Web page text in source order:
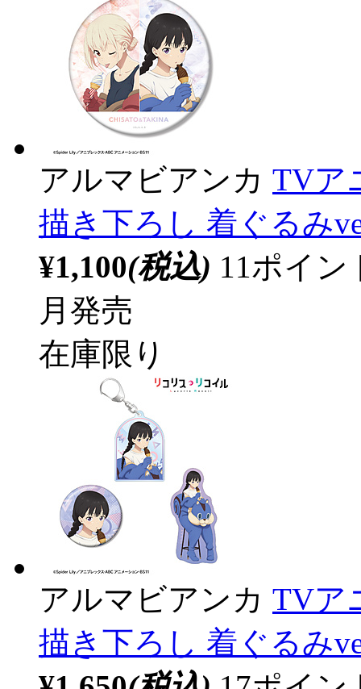
アルマビアンカ TVア
描き下ろし 着ぐるみ
¥1,100(税込) 11ポイ
月発売
在庫限り
アルマビアンカ TVア
描き下ろし 着ぐるみ